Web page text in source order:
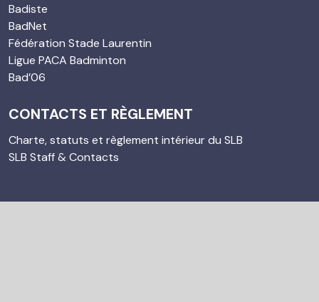
Badiste
BadNet
Fédération Stade Laurentin
Ligue PACA Badminton
Bad’06
CONTACTS ET RÈGLEMENT
Charte, statuts et règlement intérieur du SLB
SLB Staff & Contacts